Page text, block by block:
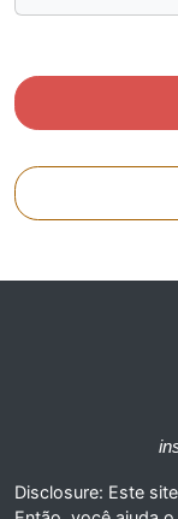
Disclosure: Este